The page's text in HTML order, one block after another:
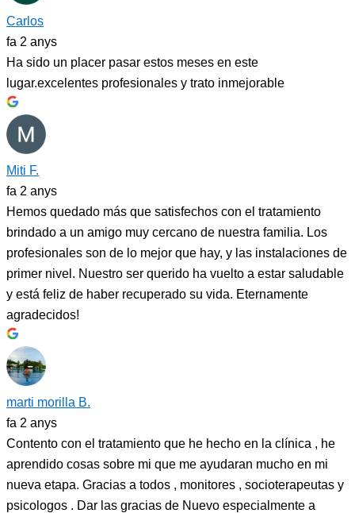
Carlos
fa 2 anys
Ha sido un placer pasar estos meses en este
lugar.excelentes profesionales y trato inmejorable
Miti F.
fa 2 anys
Hemos quedado más que satisfechos con el tratamiento
brindado a un amigo muy cercano de nuestra familia. Los
profesionales son de lo mejor que hay, y las instalaciones de
primer nivel. Nuestro ser querido ha vuelto a estar saludable
y está feliz de haber recuperado su vida. Eternamente
agradecidos!
marti morilla B.
fa 2 anys
Contento con el tratamiento que he hecho en la clínica , he
aprendido cosas sobre mi que me ayudaran mucho en mi
nueva etapa. Gracias a todos , monitores , socioterapeutas y
psicologos . Dar las gracias de Nuevo especialmente a